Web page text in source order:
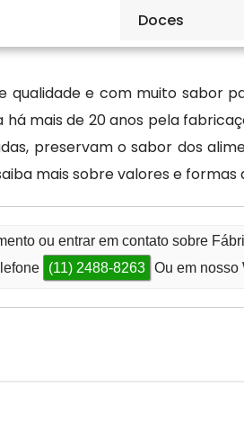
Doces
destaca como uma
qualidade e com muito sabor
mais de 20 anos pela
preservam o sabor dos
mais sobre valores e formas
ou entrar em contato sobre
(11) 2488-8263 Ou em nosso